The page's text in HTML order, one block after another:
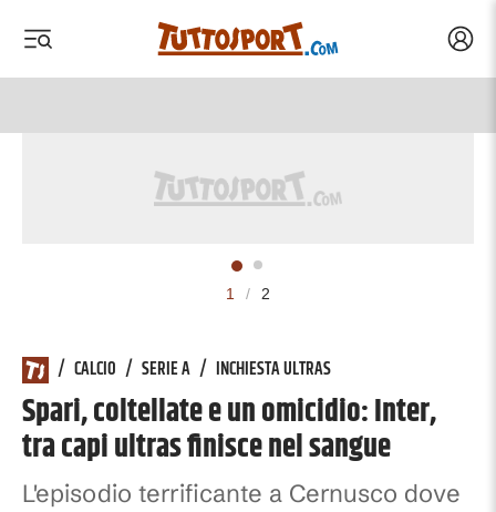
1 / 2
/ CALCIO / SERIE A / INCHIESTA ULTRAS
Spari, coltellate e un omicidio: Inter,
tra capi ultras finisce nel sangue
L'episodio terrificante a Cernusco dove